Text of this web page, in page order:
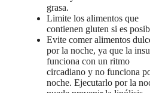
grasa.
Limite los alimentos que
contienen gluten si es
Evite comer alimentos
por la noche, ya que la
funciona con un ritmo
circadiano y no funciona
noche. Ejecutarlo por la